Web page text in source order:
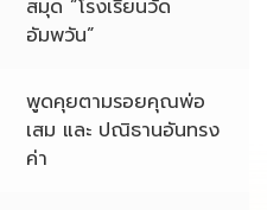
สมุด ”โรงเรียนวัด
อัมพวัน”
พูดคุยตามรอยคุณพ่อ
เสม และ ปณิธานอันทรง
ค่า